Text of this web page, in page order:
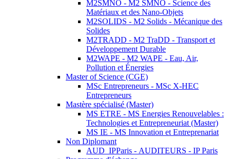
M2SMNO - M2 SMNO - Science des
Matériaux et des Nano-Objets
M2SOLIDS - M2 Solids - Mécanique des
Solides
M2TRADD - M2 TraDD - Transport et
Développement Durable
M2WAPE - M2 WAPE - Eau, Air,
Pollution et Énergies
Master of Science (CGE)
MSc Entrepreneurs - MSc X-HEC
Entrepreneurs
Mastère spécialisé (Master)
MS ETRE - MS Energies Renouvelables :
Technologies et Entrepreneuriat (Master)
MS IE - MS Innovation et Entreprenariat
Non Diplomant
AUD_IPParis - AUDITEURS - IP Paris